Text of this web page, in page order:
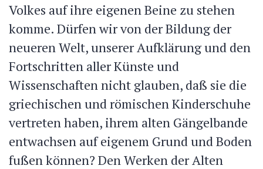
Volkes auf ihre eigenen Beine zu stehen
komme. Dürfen wir von der Bildung der
neueren Welt, unserer Aufklärung und den
Fortschritten aller Künste und
Wissenschaften nicht glauben, daß sie die
griechischen und römischen Kinderschuhe
vertreten haben, ihrem alten Gängelbande
entwachsen auf eigenem Grund und Boden
fußen können? Den Werken der Alten